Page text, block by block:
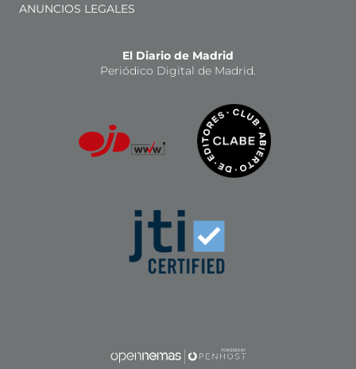
ANUNCIOS LEGALES
El Diario de Madrid
Periódico Digital de Madrid.